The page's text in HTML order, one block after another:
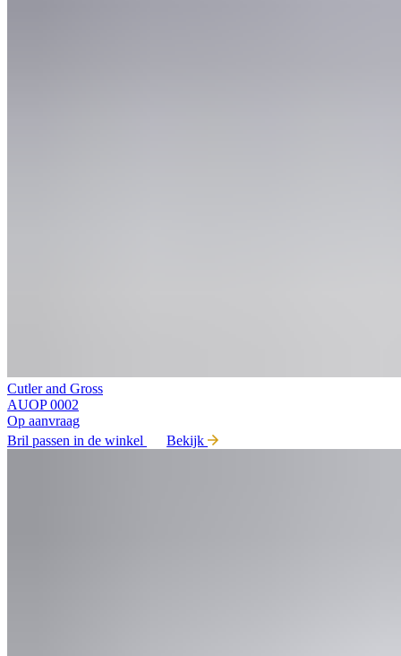
Cutler and Gross
AUOP 0002
Op aanvraag
Bril passen in de winkel
Bekijk